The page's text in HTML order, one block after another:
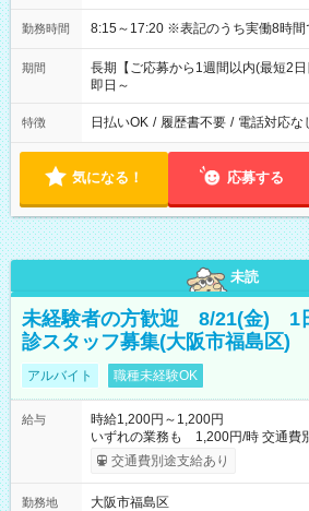
勤務時間 8:15～17:20 ※表記のうち実働8時
期間
長期【ご応募から1週間以内(最短2日
即日～
特徴 日払いOK / 履歴書不要 / 電話対応な
気になる！ 応募する
未読
未経験者の方歓迎 8/21(金) 1
診スタッフ募集(大阪市福島区)
アルバイト 職種未経験OK
給与
時給1,200円～1,200円
いずれの業務も 1,200円/時 交通費別途
期間】試用期間なし
交通費別途支給あり
勤務地
大阪市福島区